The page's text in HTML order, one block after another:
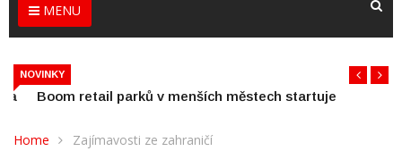
MENU
NOVINKY Boom retail parků v menších městech startuje
Home Zajímavosti ze zahraničí